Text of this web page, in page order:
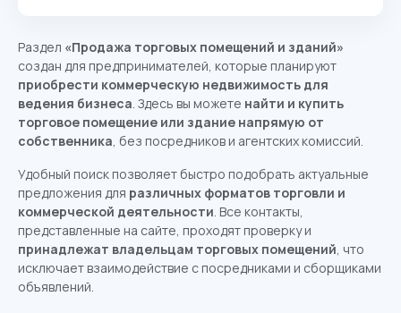
Раздел «Продажа торговых помещений и зданий»
создан для предпринимателей, которые планируют
приобрести коммерческую недвижимость для
ведения бизнеса. Здесь вы можете найти и купить
торговое помещение или здание напрямую от
собственника, без посредников и агентских комиссий.
Удобный поиск позволяет быстро подобрать актуальные
предложения для различных форматов торговли и
коммерческой деятельности. Все контакты,
представленные на сайте, проходят проверку и
принадлежат владельцам торговых помещений, что
исключает взаимодействие с посредниками и сборщиками
объявлений.